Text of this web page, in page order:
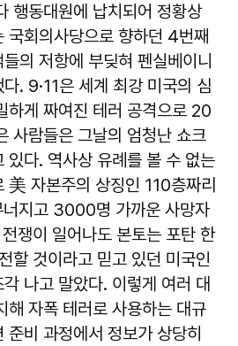
행동대원에 납치되어 정황상
국회의사당으로 향하던 4번째
의 저항에 부딪혀 펜실베이니
. 9·11은 세계 최강 미국의 심
하게 짜여진 테러 공격으로 20
사람들은 그날의 엄청난 쇼크
있다. 역사상 유례를 볼 수 없는
美 자본주의 상징인 110층짜리
너지고 3000명 가까운 사망자
쟁이 일어나도 본토는 포탄 한
할 것이라고 믿고 있던 미국인
나고 말았다. 이렇게 여러 대
해 자폭 테러로 사용하는 대규
준비 과정에서 정보가 상당히